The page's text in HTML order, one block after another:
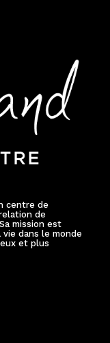
centre de
de
mission est
dans le monde
et plus